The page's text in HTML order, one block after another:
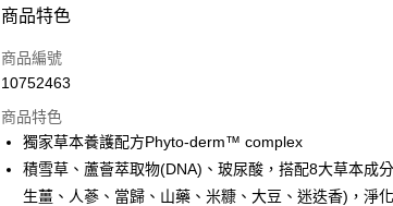
付款方式
信用卡一次付款
街口支付
悠遊付
商品特色
商品編號
10752463
商品特色
獨家草本養護配方Phyto-derm™ complex
積雪草、蘆薈萃取物(DNA)、玻尿酸，搭配8大草本成
生薑、人蔘、當歸、山藥、米糠、大豆、迷迭香)，淨